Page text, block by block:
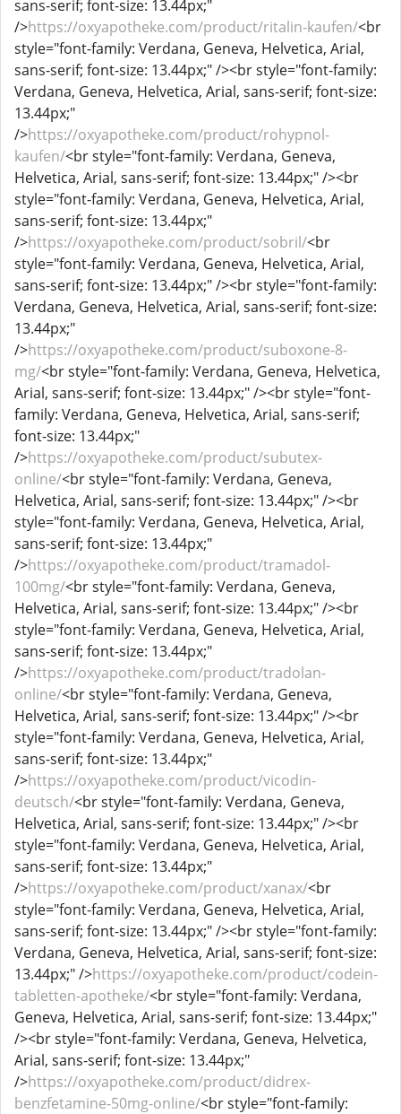
sans-serif; font-size: 13.44px;"
/>https://oxyapotheke.com/product/ritalin-kaufen/<br
style="font-family: Verdana, Geneva, Helvetica, Arial,
sans-serif; font-size: 13.44px;" /><br style="font-family:
Verdana, Geneva, Helvetica, Arial, sans-serif; font-size:
13.44px;"
/>https://oxyapotheke.com/product/rohypnol-
kaufen/<br style="font-family: Verdana, Geneva,
Helvetica, Arial, sans-serif; font-size: 13.44px;" /><br
style="font-family: Verdana, Geneva, Helvetica, Arial,
sans-serif; font-size: 13.44px;"
/>https://oxyapotheke.com/product/sobril/<br
style="font-family: Verdana, Geneva, Helvetica, Arial,
sans-serif; font-size: 13.44px;" /><br style="font-family:
Verdana, Geneva, Helvetica, Arial, sans-serif; font-size:
13.44px;"
/>https://oxyapotheke.com/product/suboxone-8-
mg/<br style="font-family: Verdana, Geneva, Helvetica,
Arial, sans-serif; font-size: 13.44px;" /><br style="font-
family: Verdana, Geneva, Helvetica, Arial, sans-serif;
font-size: 13.44px;"
/>https://oxyapotheke.com/product/subutex-
online/<br style="font-family: Verdana, Geneva,
Helvetica, Arial, sans-serif; font-size: 13.44px;" /><br
style="font-family: Verdana, Geneva, Helvetica, Arial,
sans-serif; font-size: 13.44px;"
/>https://oxyapotheke.com/product/tramadol-
100mg/<br style="font-family: Verdana, Geneva,
Helvetica, Arial, sans-serif; font-size: 13.44px;" /><br
style="font-family: Verdana, Geneva, Helvetica, Arial,
sans-serif; font-size: 13.44px;"
/>https://oxyapotheke.com/product/tradolan-
online/<br style="font-family: Verdana, Geneva,
Helvetica, Arial, sans-serif; font-size: 13.44px;" /><br
style="font-family: Verdana, Geneva, Helvetica, Arial,
sans-serif; font-size: 13.44px;"
/>https://oxyapotheke.com/product/vicodin-
deutsch/<br style="font-family: Verdana, Geneva,
Helvetica, Arial, sans-serif; font-size: 13.44px;" /><br
style="font-family: Verdana, Geneva, Helvetica, Arial,
sans-serif; font-size: 13.44px;"
/>https://oxyapotheke.com/product/xanax/<br
style="font-family: Verdana, Geneva, Helvetica, Arial,
sans-serif; font-size: 13.44px;" /><br style="font-family:
Verdana, Geneva, Helvetica, Arial, sans-serif; font-size:
13.44px;" />https://oxyapotheke.com/product/codein-
tabletten-apotheke/<br style="font-family: Verdana,
Geneva, Helvetica, Arial, sans-serif; font-size: 13.44px;"
/><br style="font-family: Verdana, Geneva, Helvetica,
Arial, sans-serif; font-size: 13.44px;"
/>https://oxyapotheke.com/product/didrex-
benzfetamine-50mg-online/<br style="font-family: